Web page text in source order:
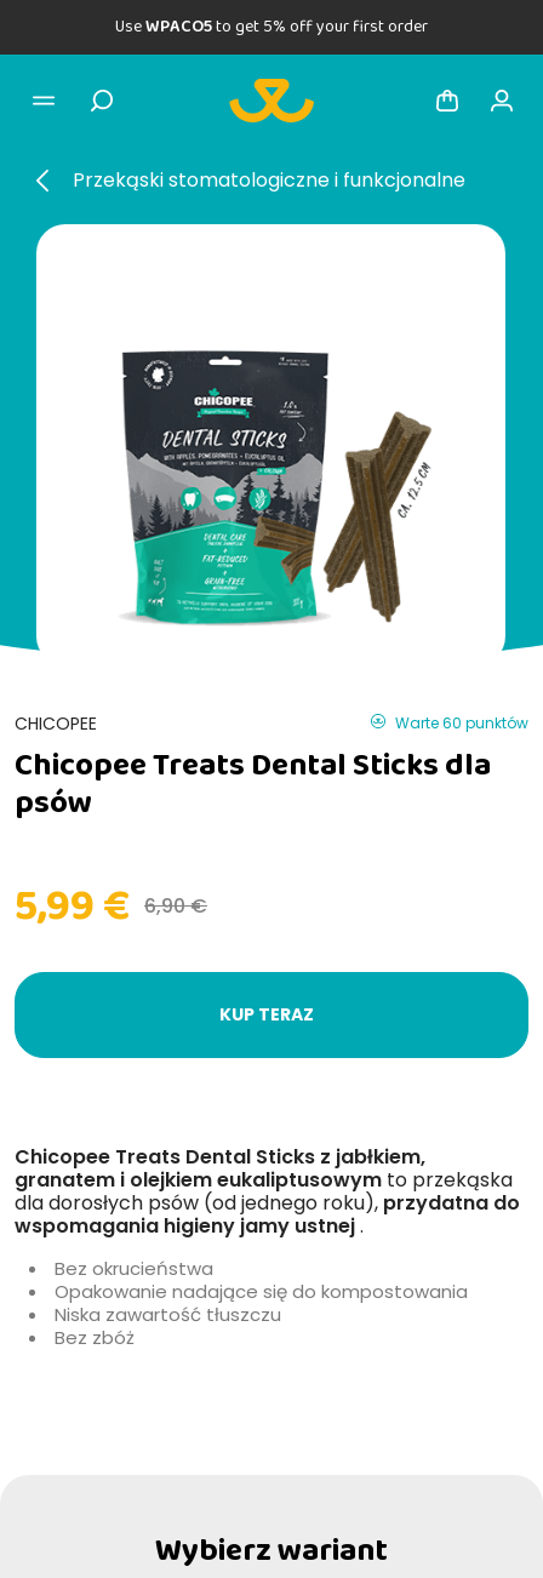
UseWPACO5to get 5% off your first order
Przekąski stomatologiczne i funkcjonalne
CHICOPEE Warte 60 punktów
Chicopee Treats Dental Sticks dla
psów
5,99 € 6,90 €
KUP TERAZ
Chicopee Treats Dental Sticks z jabłkiem,
granatem i olejkiem eukaliptusowym to przekąska
dla dorosłych psów (od jednego roku), przydatna do
wspomagania higieny jamy ustnej.
Bez okrucieństwa
Opakowanie nadające się do kompostowania
Niska zawartość tłuszczu
Bez zbóż
Wybierz wariant